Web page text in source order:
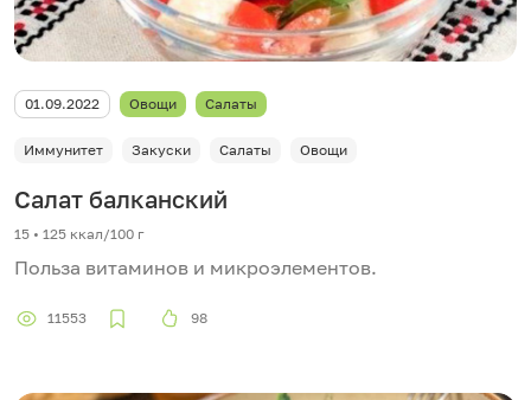
01.09.2022 Овощи Салаты
Иммунитет Закуски Салаты Овощи
Салат балканский
15 • 125 ккал/100 г
Польза витаминов и микроэлементов.
11553 98